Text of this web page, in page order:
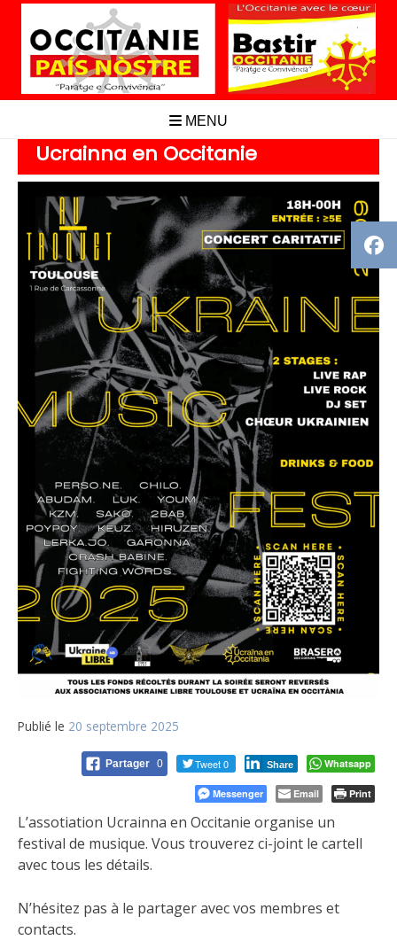
Aller
contenu
MENU
Ucrainna en Occitanie
Publié le 20 septembre 2025
Partager 0 Tweet 0 Share Whatsapp
Messenger Email Print
L’assotiation Ucrainna en Occitanie organise un
festival de musique. Vous trouverez ci-joint le cartell
avec tous les détails.
N’hésitez pas à le partager avec vos membres et
contacts.